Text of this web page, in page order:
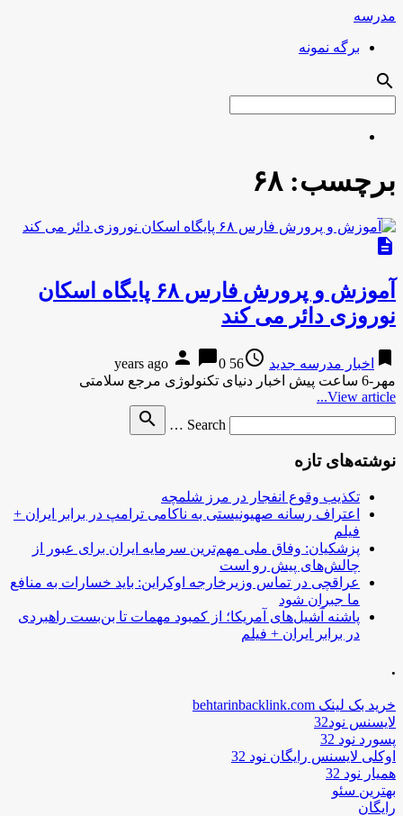
مدرسه
برگه نمونه
search
برچسب:۶۸
description
آموزش و پرورش فارس ۶۸ پایگاه اسکان
نوروزی دائر می کند
bookmark اخبار مدرسه جدید access_time
56 years ago
person chat_bubble0
مهر-6 ساعت پیش اخبار دنیای تکنولوژی مرجع سلامتی
View article...
Search …
search
نوشته‌های تازه
تکذیب وقوع انفجار در مرز شلمچه
اعتراف رسانه صهیونیستی به ناکامی ترامپ در برابر ایران +
فیلم
پزشکیان: وفاق ملی مهم‌ترین سرمایه ایران برای عبور از
چالش‌های پیش رو است
عراقچی در تماس وزیرخارجه اوکراین: باید خسارات به منافع
ما جبران شود
پاشنه آشیل‌های آمریکا؛ از کمبود مهمات تا بن‌بست راهبردی
در برابر ایران + فیلم
.
خرید بک لینک behtarinbacklink.com
لایسنس نود32
پسورد نود 32
اوکلی لایسنس رایگان نود 32
همیار نود 32
بهترین سئو
رایگان